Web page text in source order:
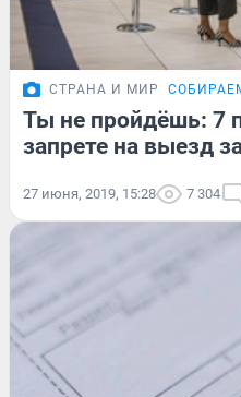
СТРАНА И МИР
Ты не пройдёшь: 7
запрете на выезд
27 июня, 2019, 15:28 7 304